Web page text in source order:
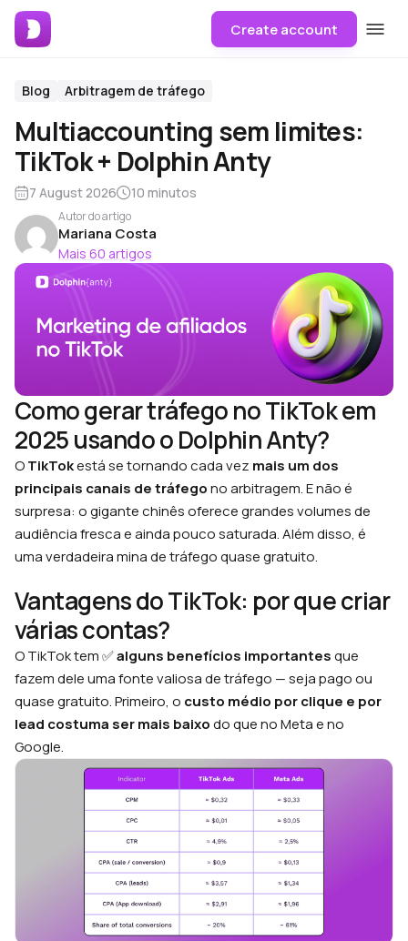
Create account
Blog Arbitragem de tráfego
Multiaccounting sem limites:
TikTok + Dolphin Anty
7 August 2026 10 minutos
Autor do artigo
Mariana Costa
Mais 60 artigos
Como gerar tráfego no TikTok em
2025 usando o Dolphin Anty?
OTikTokestá se tornando cada vez mais um dos
principais canais de tráfegono arbitragem. E não é
surpresa: o gigante chinês oferece grandes volumes de
audiência fresca e ainda pouco saturada. Além disso, é
uma verdadeira mina de tráfego quase gratuito.
Vantagens do TikTok: por que criar
várias contas?
O TikTok tem ✅alguns benefícios importantesque
fazem dele uma fonte valiosa de tráfego — seja pago ou
quase gratuito. Primeiro, o custo médio por clique e por
lead costuma ser mais baixodo que no Meta e no
Google.